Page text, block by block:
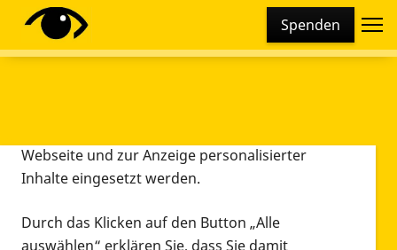
Spenden
Diese Webseite setzt verschiedene Cookies und
Tracking-Tools ein. Dies beinhaltet Cookies und
Webseite und zur Anzeige personalisierter
Inhalte eingesetzt werden.
Durch das Klicken auf den Button „Alle
auswählen“ erklären Sie, dass Sie damit